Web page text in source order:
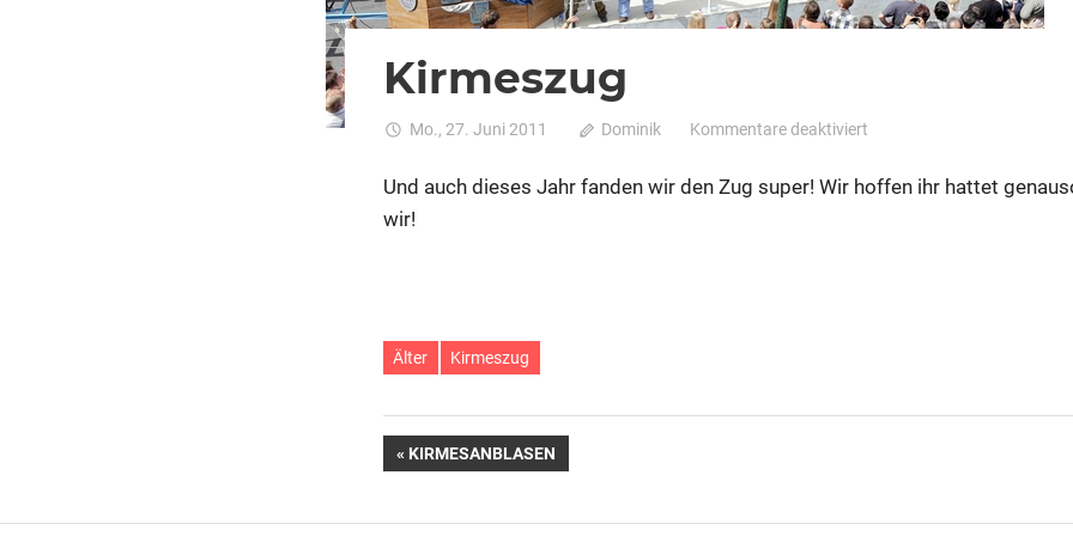
Kirmeszug
Mo., 27. Juni 2011 Dominik Kommentare deaktiviert
Und auch dieses Jahr fanden wir den Zug super! Wir hoffen ihr hattet
wir!
Älter Kirmeszug
Beitragsnavigation
VORHERIGER
KIRMESANBLASEN